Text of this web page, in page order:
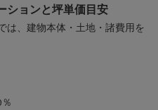
ションと坪単価目安
は、建物本体・土地・諸費用を